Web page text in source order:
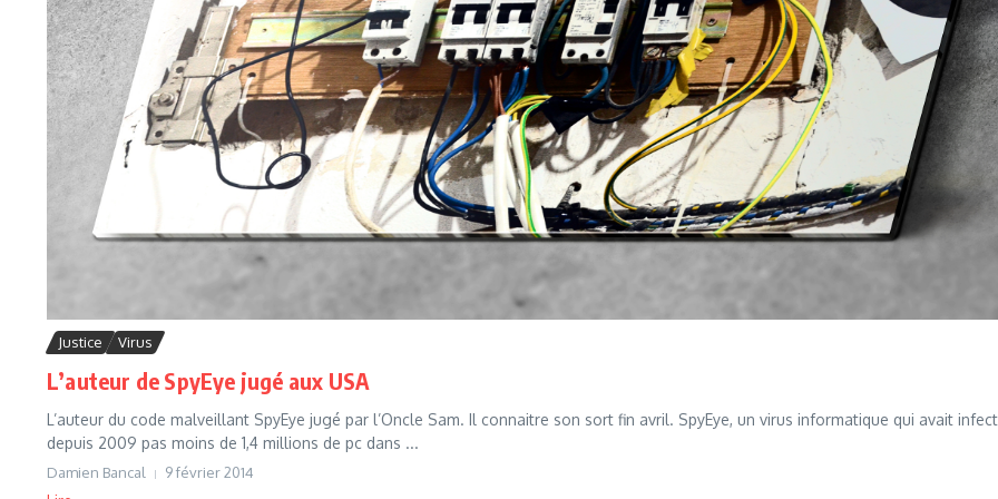
Justice Virus
L’auteur de SpyEye jugé aux USA
L’auteur du code malveillant SpyEye jugé par l’Oncle Sam. Il connaitre son sort fin avril. SpyEye, un virus informatique qui avait
depuis 2009 pas moins de 1,4 millions de pc dans ...
Damien Bancal 9 février 2014